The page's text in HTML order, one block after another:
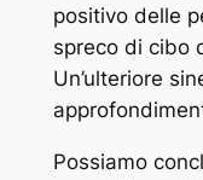
positivo delle
spreco di cibo
Un’ulteriore
Possiamo